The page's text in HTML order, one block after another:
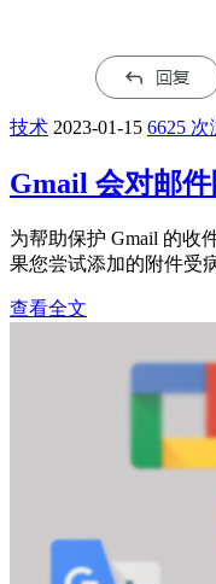
技术 2023-01-15 6625 次
Gmail 会对邮
为帮助保护 Gmail 的收
果您尝试添加的附件受
查看全文